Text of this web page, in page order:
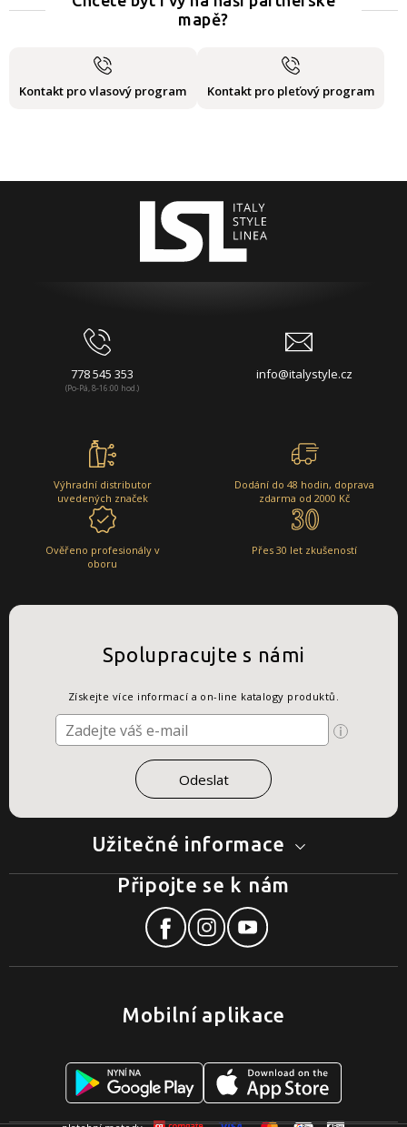
mapě?
Kontakt pro vlasový program Kontakt pro pleťový program
778 545 353
(Po-Pá, 8-16:00 hod.)
info@italystyle.cz
Výhradní distributor
uvedených značek
Dodání do 48 hodin, doprava
zdarma od 2000 Kč
Ověřeno profesionály v
oboru
Přes 30 let zkušeností
Užitečné informace
Spolupracujte s námi
Získejte více informací a on-line katalogy produktů.
Mobilní aplikace
Připojte se k nám